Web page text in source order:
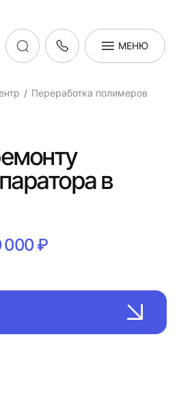
МЕНЮ
Переработка полимеров
в
000 ₽